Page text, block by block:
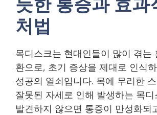
처법
목디스크는 현대인들이 많이 겪는
환으로, 초기 증상을 제대로 인식
성공의 열쇠입니다. 목에 무리한
잘못된 자세로 인해 발생하는 목
발견하지 않으면 통증이 만성화되